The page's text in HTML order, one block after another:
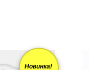
Новинка!